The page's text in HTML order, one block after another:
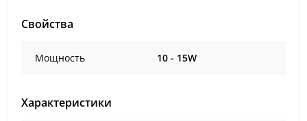
Свойства
Мощность 10 - 15W
Характеристики